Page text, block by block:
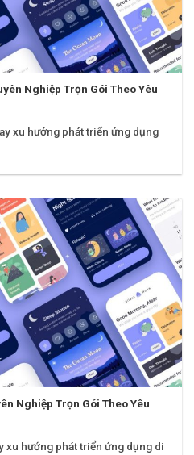
Nghiệp Trọn Gói Theo Yêu
xu hướng phát triển ứng dụng
Nghiệp Trọn Gói Theo Yêu
xu hướng phát triển ứng dụng di